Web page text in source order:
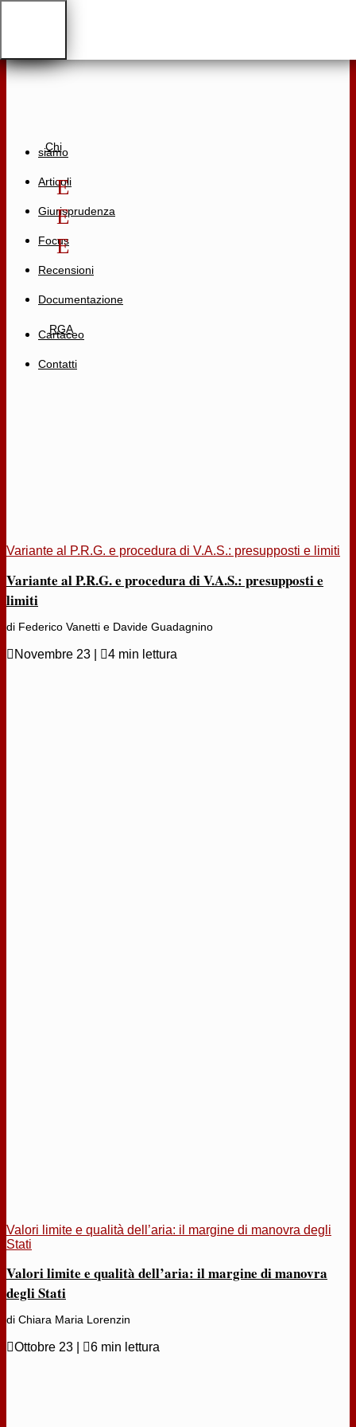
Chi
siamo
Articoli
Giurisprudenza
Focus
Recensioni
Documentazione
RGA
Cartaceo
Contatti
Variante al P.R.G. e procedura di V.A.S.: presupposti e limiti
Variante al P.R.G. e procedura di V.A.S.: presupposti e
limiti
di Federico Vanetti e Davide Guadagnino
 Novembre 23 4 min lettura
Valori limite e qualità dell’aria: il margine di manovra degli
Stati
Valori limite e qualità dell’aria: il margine di manovra
degli Stati
di Chiara Maria Lorenzin
Ottobre 23 6 min lettura